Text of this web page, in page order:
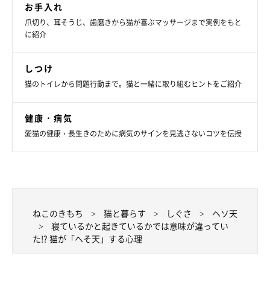
しい気分のときに見せるしぐさなのです。
猫がこのしぐさをしていたら、飼い主さんにかまってほしいので
しょう。飼い主さんに対して母親に抱くような思いを感じなが
ら、自分の存在をアピールしています。
ただかわいいだけじゃなく、猫が安心して暮らせている証拠にも
なるへそ天のしぐさ。もし、愛猫がへそ天で転がっていたら、愛
猫によい環境を提供できているのでしょう。
館」館長 日本動物科学研究所所長）
参考／「ねこのきもち」2019年4月号『どうしてするの？ どんな
気持ち？ We Love ニャンポーズ』
文／小崎華
お手入れ
爪切り、耳そうじ、歯磨きから猫が喜ぶマッサージまで実例をもと
に紹介
しつけ
猫のトイレから問題行動まで。猫と一緒に取り組むヒントをご紹介
健康・病気
愛猫の健康・長生きのために病気のサインを見逃さないコツを伝授
ねこのきもち 猫と暮らす しぐさ
ヘソ天
寝ているかと起きているかでは意味が違ってい
た!? 猫が「へそ天」する心理